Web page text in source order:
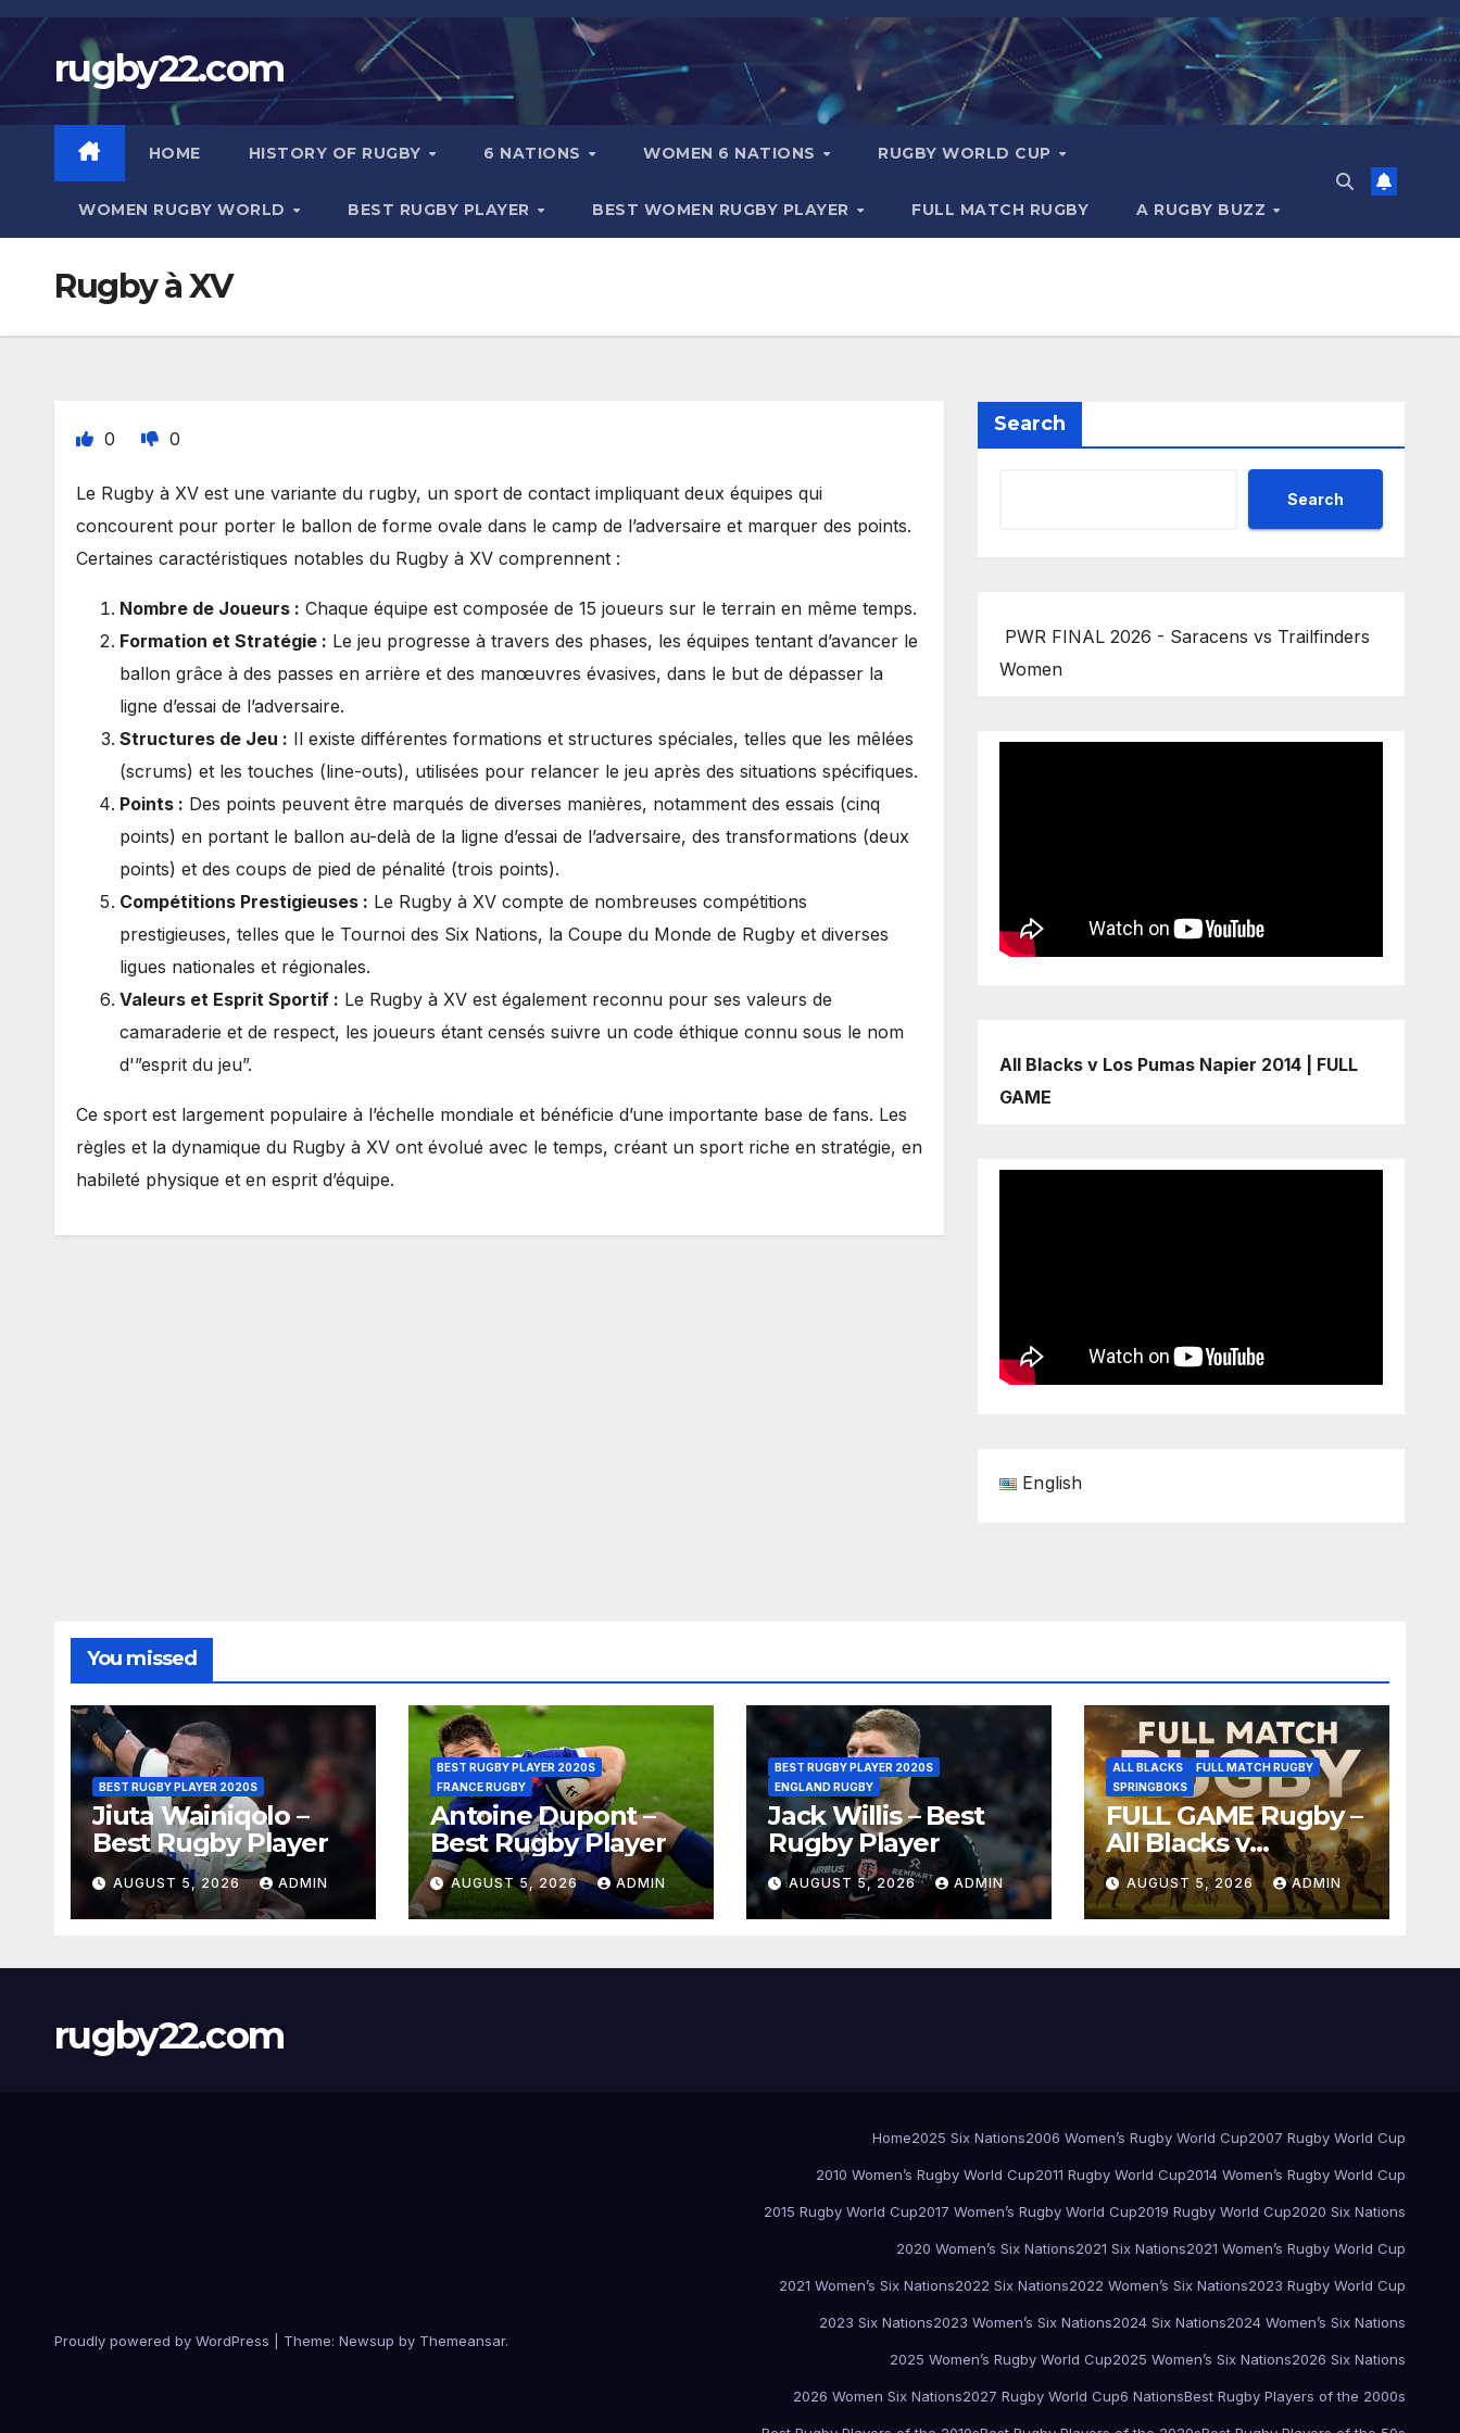
Skip
contentrugby22.com
HOME HISTORY OF RUGBY 6 NATIONS WOMEN 6 NATIONS RUGBY WORLD CUP
WOMEN RUGBY WORLD BEST RUGBY PLAYER BEST WOMEN RUGBY PLAYER FULL MATCH RUGBY A RUGBY BUZZ
Rugby à XV
0 0
Le Rugby à XV est une variante du rugby, un sport de contact impliquant deux équipes qui
concourent pour porter le ballon de forme ovale dans le camp de l’adversaire et marquer des points.
Certaines caractéristiques notables du Rugby à XV comprennent :
Nombre de Joueurs : Chaque équipe est composée de 15 joueurs sur le terrain en même temps.
Formation et Stratégie : Le jeu progresse à travers des phases, les équipes tentant d’avancer le
ballon grâce à des passes en arrière et des manœuvres évasives, dans le but de dépasser la
ligne d’essai de l’adversaire.
Structures de Jeu : Il existe différentes formations et structures spéciales, telles que les mêlées
(scrums) et les touches (line-outs), utilisées pour relancer le jeu après des situations spécifiques.
Points : Des points peuvent être marqués de diverses manières, notamment des essais (cinq
points) en portant le ballon au-delà de la ligne d’essai de l’adversaire, des transformations (deux
points) et des coups de pied de pénalité (trois points).
Compétitions Prestigieuses : Le Rugby à XV compte de nombreuses compétitions
prestigieuses, telles que le Tournoi des Six Nations, la Coupe du Monde de Rugby et diverses
ligues nationales et régionales.
Valeurs et Esprit Sportif : Le Rugby à XV est également reconnu pour ses valeurs de
camaraderie et de respect, les joueurs étant censés suivre un code éthique connu sous le nom
d'”esprit du jeu”.
Ce sport est largement populaire à l’échelle mondiale et bénéficie d’une importante base de fans. Les
règles et la dynamique du Rugby à XV ont évolué avec le temps, créant un sport riche en stratégie, en
habileté physique et en esprit d’équipe.
Search
Search
PWR FINAL 2026 - Saracens vs Trailfinders
Women
All Blacks v Los Pumas Napier 2014 | FULL
GAME
English
You missed
BEST RUGBY PLAYER 2020S
Jiuta Wainiqolo –
Best Rugby Player
AUGUST 5, 2026 ADMIN
BEST RUGBY PLAYER 2020S
FRANCE RUGBY
Antoine Dupont –
Best Rugby Player
AUGUST 5, 2026 ADMIN
BEST RUGBY PLAYER 2020S
ENGLAND RUGBY
Jack Willis – Best
Rugby Player
AUGUST 5, 2026 ADMIN
ALL BLACKS
FULL MATCH RUGBY
SPRINGBOKS
FULL GAME Rugby –
All Blacks v
Springboks – 1996 –
Pretoria
AUGUST 5, 2026 ADMIN
rugby22.com
Proudly powered by WordPress Theme: Newsup by Themeansar.
Home2025 Six Nations2006 Women’s Rugby World Cup2007 Rugby World Cup
2010 Women’s Rugby World Cup2011 Rugby World Cup2014 Women’s Rugby World Cup
2015 Rugby World Cup2017 Women’s Rugby World Cup2019 Rugby World Cup2020 Six Nations
2020 Women’s Six Nations2021 Six Nations2021 Women’s Rugby World Cup
2021 Women’s Six Nations2022 Six Nations2022 Women’s Six Nations2023 Rugby World Cup
2023 Six Nations2023 Women’s Six Nations2024 Six Nations2024 Women’s Six Nations
2025 Women’s Rugby World Cup2025 Women’s Six Nations2026 Six Nations
2026 Women Six Nations2027 Rugby World Cup6 NationsBest Rugby Players of the 2000s